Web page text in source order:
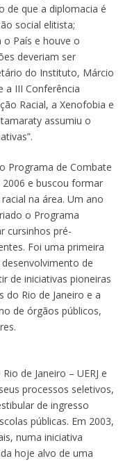
de que a diplomacia é
social elitista;
o País e houve o
deveriam ser
do Instituto, Márcio
a III Conferência
Racial, a Xenofobia e
assumiu o
Programa de Combate
e buscou formar
na área. Um ano
o Programa
cursinhos pré-
Foi uma primeira
de
de iniciativas pioneiras
do Rio de Janeiro e a
de órgãos públicos,
de Janeiro – UERJ e
processos seletivos,
de ingresso
públicas. Em 2003,
numa iniciativa
hoje alvo de uma